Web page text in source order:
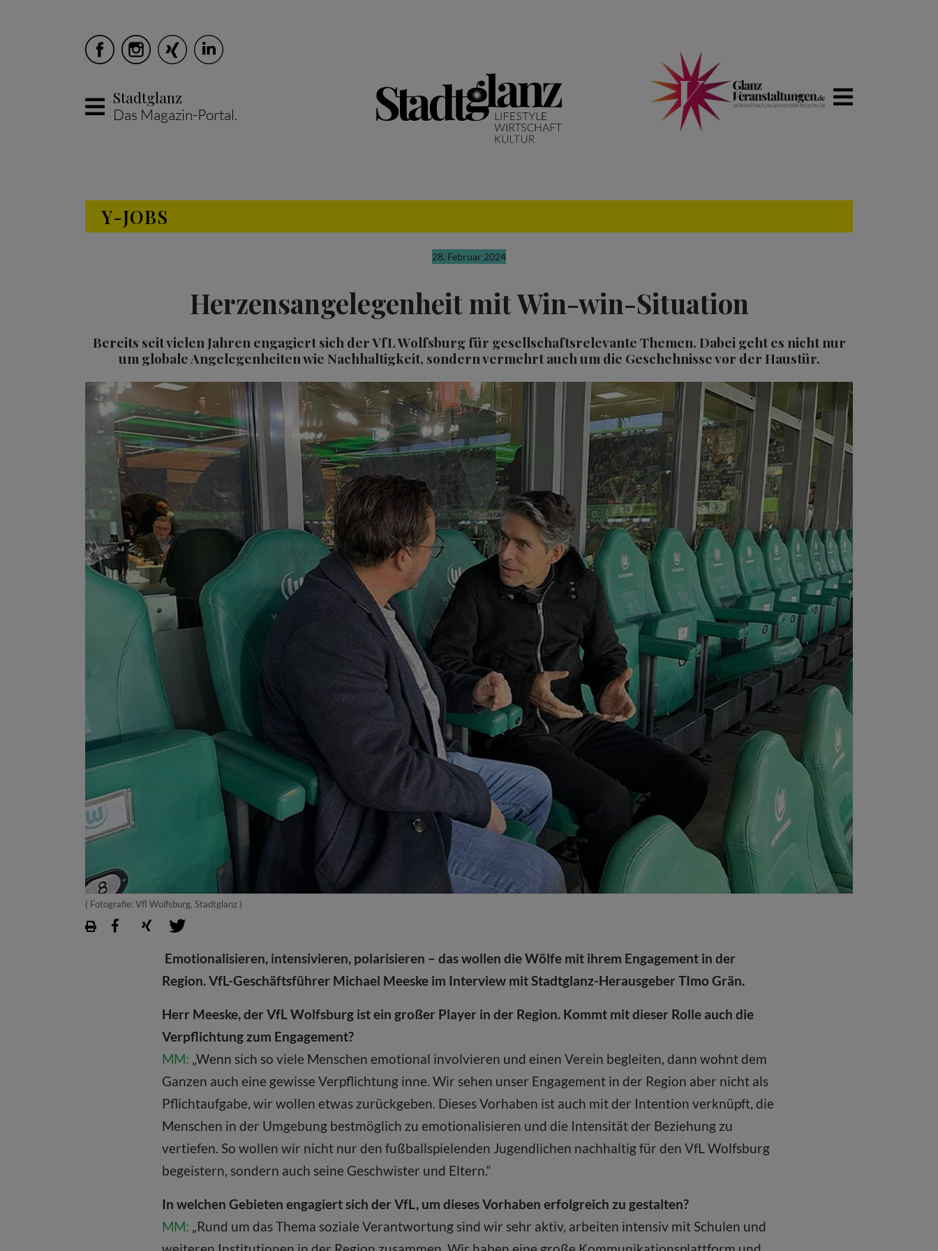
Stadtglanz
Das Magazin-Portal.
Y-JOBS
28. Februar 2024
Herzensangelegenheit mit Win-win-Situation
Bereits seit vielen Jahren engagiert sich der VfL Wolfsburg für gesellschaftsrelevante Themen. Dabei geht es nicht nur
um globale Angelegenheiten wie Nachhaltigkeit, sondern vermehrt auch um die Geschehnisse vor der Haustür.
( Fotografie: Vfl Wolfsburg, Stadtglanz )
Emotionalisieren, intensivieren, polarisieren – das wollen die Wölfe mit ihrem Engagement in der
Region. VfL-Geschäftsführer Michael Meeske im Interview mit Stadtglanz-Herausgeber TImo Grän.
Herr Meeske, der VfL Wolfsburg ist ein großer Player in der Region. Kommt mit dieser Rolle auch die
Verpflichtung zum Engagement?
MM: „Wenn sich so viele Menschen emotional involvieren und einen Verein begleiten, dann wohnt dem
Ganzen auch eine gewisse Verpflichtung inne. Wir sehen unser Engagement in der Region aber nicht als
Pflichtaufgabe, wir wollen etwas zurückgeben. Dieses Vorhaben ist auch mit der Intention verknüpft, die
Menschen in der Umgebung bestmöglich zu emotionalisieren und die Intensität der Beziehung zu
vertiefen. So wollen wir nicht nur den fußballspielenden Jugendlichen nachhaltig für den VfL Wolfsburg
begeistern, sondern auch seine Geschwister und Eltern.“
In welchen Gebieten engagiert sich der VfL, um dieses Vorhaben erfolgreich zu gestalten?
MM: „Rund um das Thema soziale Verantwortung sind wir sehr aktiv, arbeiten intensiv mit Schulen und